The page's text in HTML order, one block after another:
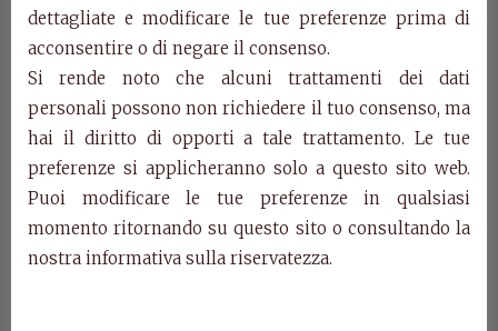
Related Products
dettagliate e modificare le tue preferenze prima di
acconsentire o di negare il consenso.
Si rende noto che alcuni trattamenti dei dati
personali possono non richiedere il tuo consenso, ma
hai il diritto di opporti a tale trattamento. Le tue
preferenze si applicheranno solo a questo sito web.
Puoi modificare le tue preferenze in qualsiasi
momento ritornando su questo sito o consultando la
nostra informativa sulla riservatezza.